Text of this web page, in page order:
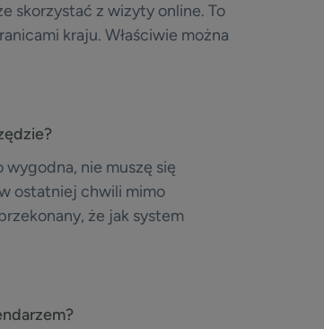
skorzystać z wizyty online. To
kraju. Właściwie można
wygodna, nie muszę się
ostatniej chwili mimo
że jak system